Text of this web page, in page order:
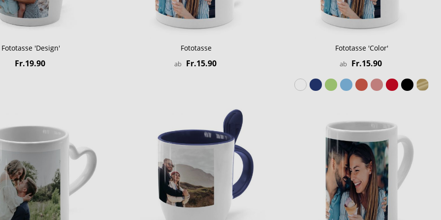
Fototasse 'Design'
Fr.19.90
Fototasse
ab Fr.15.90
Fototasse 'Color'
ab Fr.15.90